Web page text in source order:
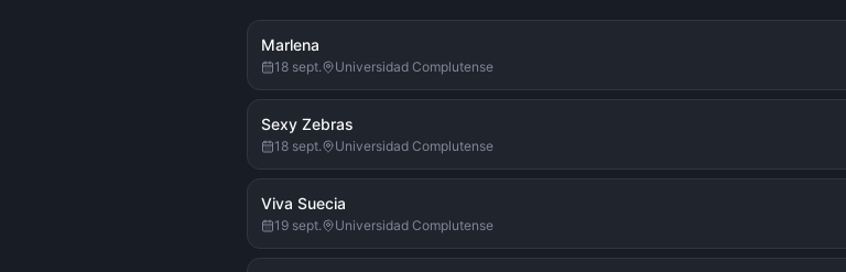
Marlena
18 sept. Universidad Complutense
Sexy Zebras
18 sept. Universidad Complutense
Viva Suecia
19 sept. Universidad Complutense